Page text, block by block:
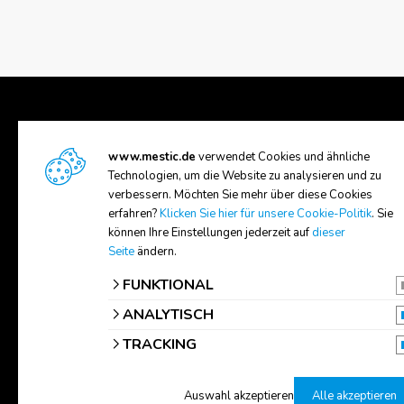
UNTERSTÜTZUNG
Versand und Rückgabe
Handbücher
Kontakt
ÜBER
Über
www.mestic.de verwendet Cookies und ähnliche
Technologien, um die Website zu analysieren und zu
verbessern. Möchten Sie mehr über diese Cookies
erfahren?Klicken Sie hier für unsere Cookie-Politik. Sie
können Ihre Einstellungen jederzeit aufdieser
Seite ändern.
FUNKTIONAL
ANALYTISCH
TRACKING
Auswahl akzeptieren Alle akzeptieren